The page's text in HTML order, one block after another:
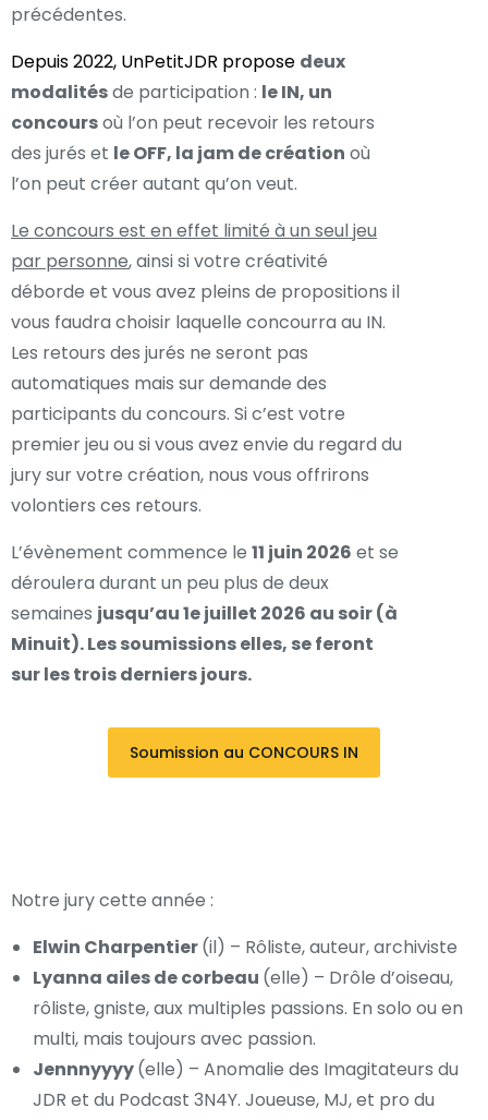
précédentes.
Depuis 2022, UnPetitJDR propose deux
modalitésde participation : le IN, un
concoursoù l’on peut recevoir les retours
des jurés et le OFF, la jam de création où
l’on peut créer autant qu’on veut.
Le concours est en effet limité à un seul jeu
par personne, ainsi si votre créativité
déborde et vous avez pleins de propositions il
vous faudra choisir laquelle concourra au IN.
Les retours des jurés ne seront pas
automatiques mais sur demande des
participants du concours. Si c’est votre
premier jeu ou si vous avez envie du regard du
jury sur votre création, nous vous offrirons
volontiers ces retours.
L’évènement commence le 11 juin 2026 et se
déroulera durant un peu plus de deux
semaines jusqu’au 1e juillet 2026 au soir (à
Minuit). Les soumissions elles, se feront
sur les trois derniers jours.
Soumission au CONCOURS IN
Notre jury cette année :
Elwin Charpentier(il) – Rôliste, auteur, archiviste
Lyanna ailes de corbeau (elle) – Drôle d’oiseau,
rôliste,gniste,aux multiples passions. En solo ou en
multi, mais toujours avec passion.
Jennnyyyy(elle) – Anomalie des Imagitateurs du
JDR et du Podcast 3N4Y. Joueuse, MJ, et pro du